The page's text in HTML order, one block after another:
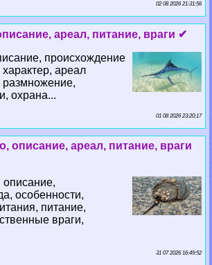
02 08 2026 21:31:56
ареал, питание, враги ✔
происхождение
ареал
размножение,
охрана...
01 08 2026 23:20:17
описание, ареал, питание, враги
описание,
особенности,
питание,
враги,
31 07 2026 16:49:52